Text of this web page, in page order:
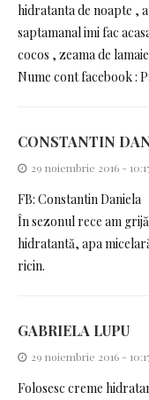
hidratanta de noapte ,
saptamanal imi fac
cocos , zeama de
Nume cont facebook :
CONSTANTIN
29 noiembrie 2016 -
FB: Constantin Daniela
În sezonul rece am
hidratantă, apa
ricin.
GABRIELA LUPU
29 noiembrie 2016 -
Folosesc creme